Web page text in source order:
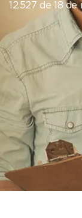
12.527 de 18